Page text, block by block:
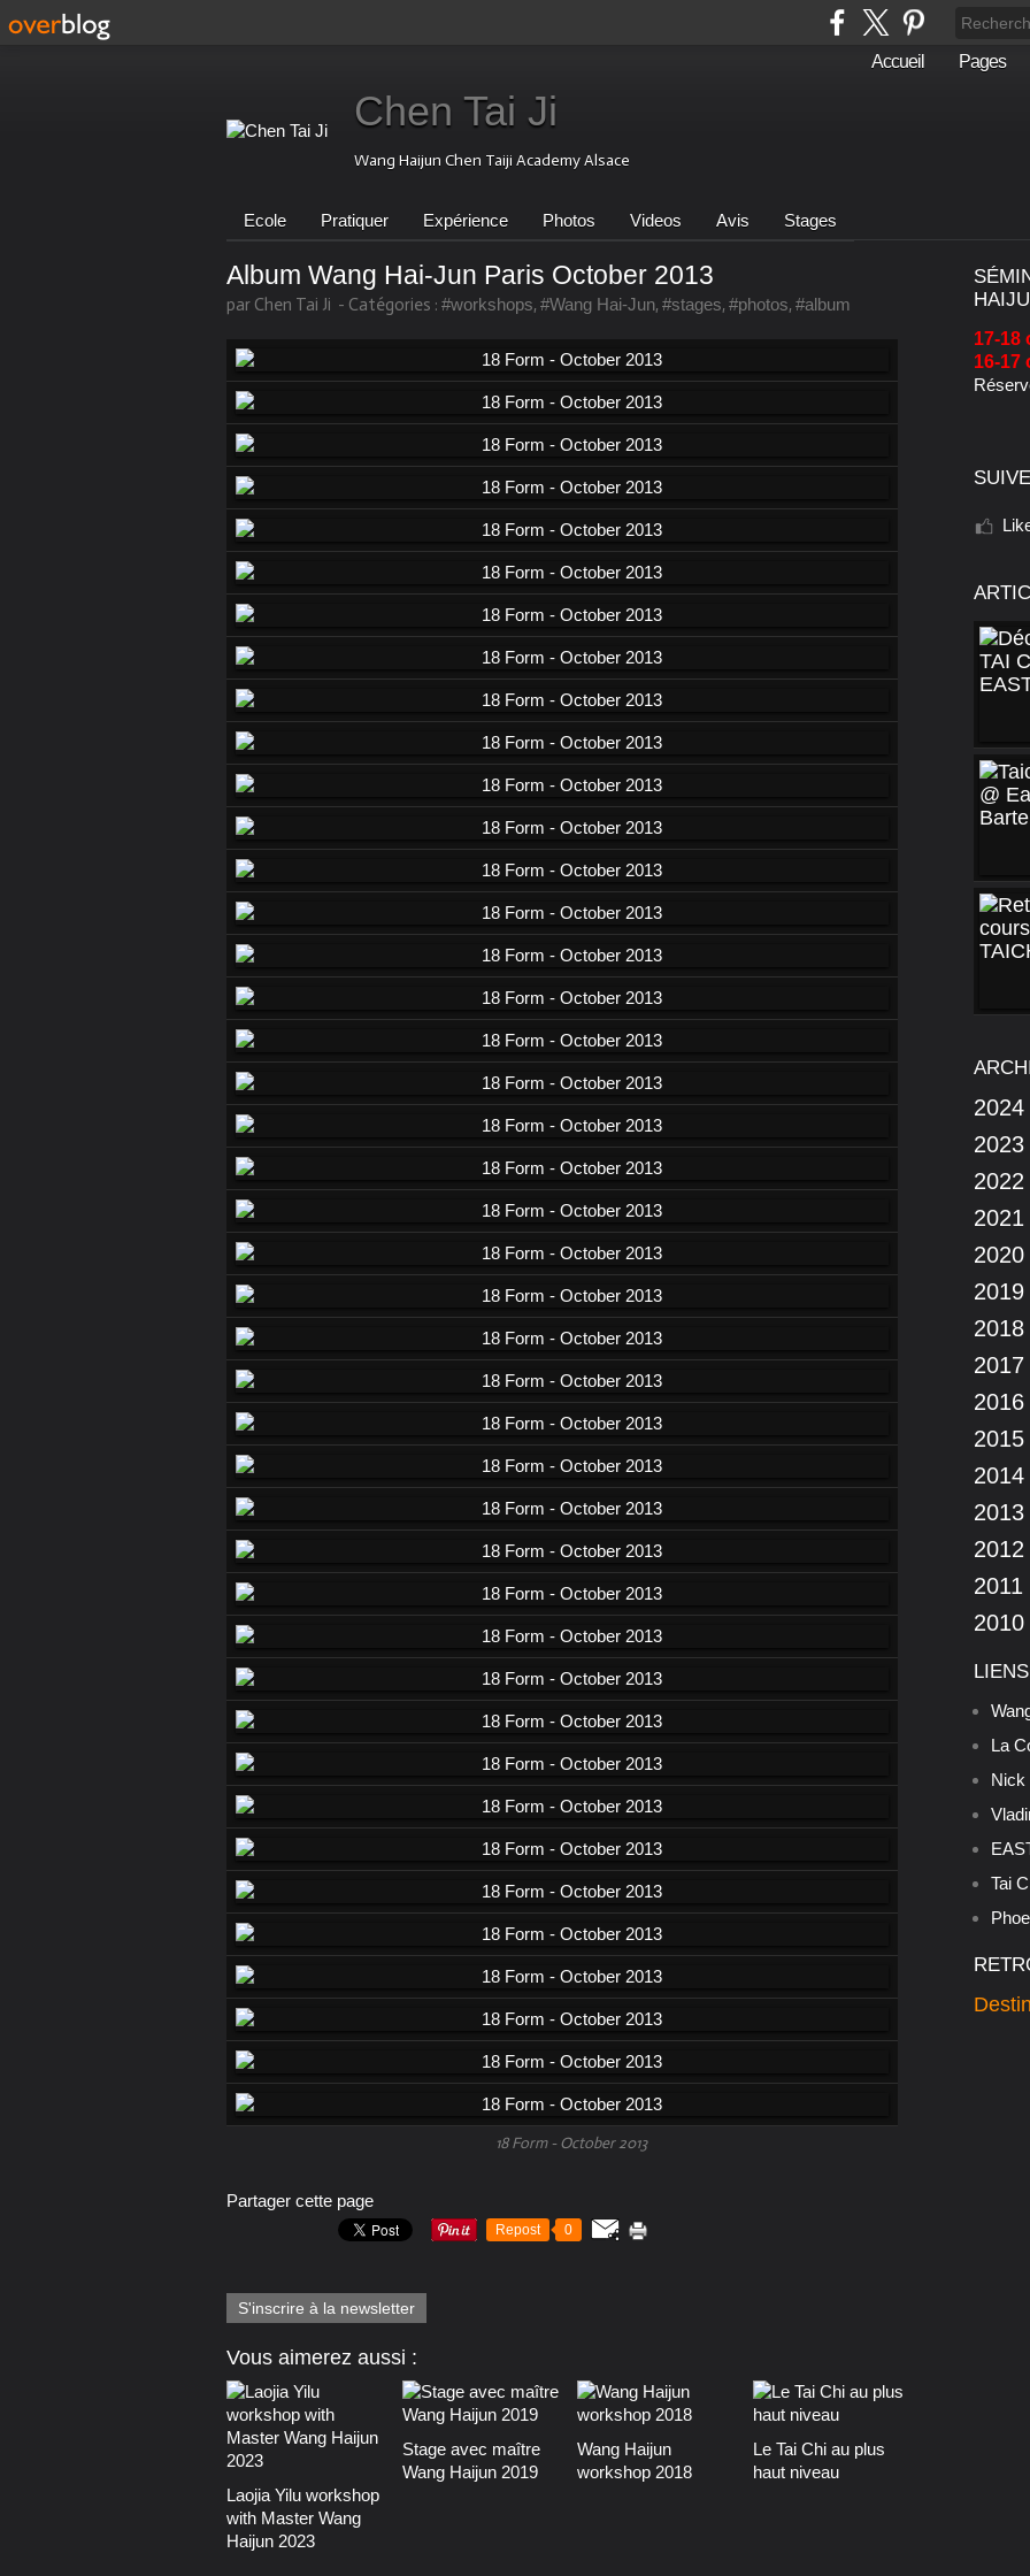
Accueil Pages
Chen Tai Ji
Wang Haijun Chen Taiji Academy Alsace
Ecole Pratiquer Expérience Photos Videos Avis Stages
Album Wang Hai-Jun Paris October 2013
par Chen Tai Ji - Catégories : #workshops, #Wang Hai-Jun, #stages, #photos, #album
18 Form - October 2013
Partager cette page
Repost 0
S'inscrire à la newsletter
Vous aimerez aussi :
Laojia Yilu workshop
with Master Wang
Haijun 2023
Stage avec maître
Wang Haijun 2019
Wang Haijun
workshop 2018
Le Tai Chi au plus
haut niveau
17-18
16-17
2024
2023
2022
2021
2020
2019
2018
2017
2016
2015
2014
2013
2012
2011
2010
LIENS
La
Nick
Tai